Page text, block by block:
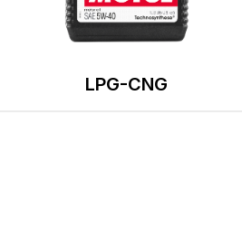
LPG-CNG